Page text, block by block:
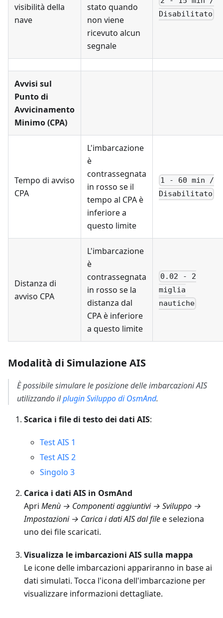
visibilità della
nave
stato quando
non viene
ricevuto alcun
segnale
Disabilitato
Avvisi sul
Punto di
Avvicinamento
Minimo (CPA)
Tempo di avviso
CPA
L'imbarcazione
è
contrassegnata
in rosso se il
tempo al CPA è
inferiore a
questo limite
1 - 60 min /
Disabilitato
Distanza di
avviso CPA
L'imbarcazione
è
contrassegnata
in rosso se la
distanza dal
CPA è inferiore
a questo limite
0.02 - 2
miglia
nautiche
Modalità di Simulazione AIS
È possibile simulare le posizione delle imbarcazioni AIS
utilizzando ilplugin Sviluppo di OsmAnd.
Scarica i file di testo dei dati AIS:
Test AIS 1
Test AIS 2
Singolo 3
Carica i dati AIS in OsmAnd
Apri Menù → Componenti aggiuntivi → Sviluppo →
Impostazioni → Carica i dati AIS dal filee seleziona
uno dei file scaricati.
Visualizza le imbarcazioni AIS sulla mappa
Le icone delle imbarcazioni appariranno in base ai
dati simulati. Tocca l'icona dell'imbarcazione per
visualizzare informazioni dettagliate.